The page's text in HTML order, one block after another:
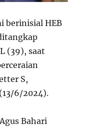
berinisial HEB
(39), saat
S,
6/2024).
Bahari